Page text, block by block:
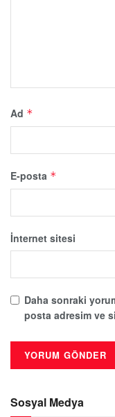
Ad *
E-posta *
İnternet sitesi
Daha sonraki
posta adresim ve
Sosyal Medya